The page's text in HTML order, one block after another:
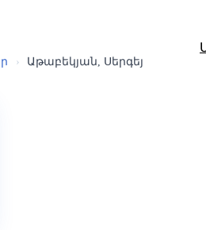
›
Աթաբեկյան, Սերգեյ